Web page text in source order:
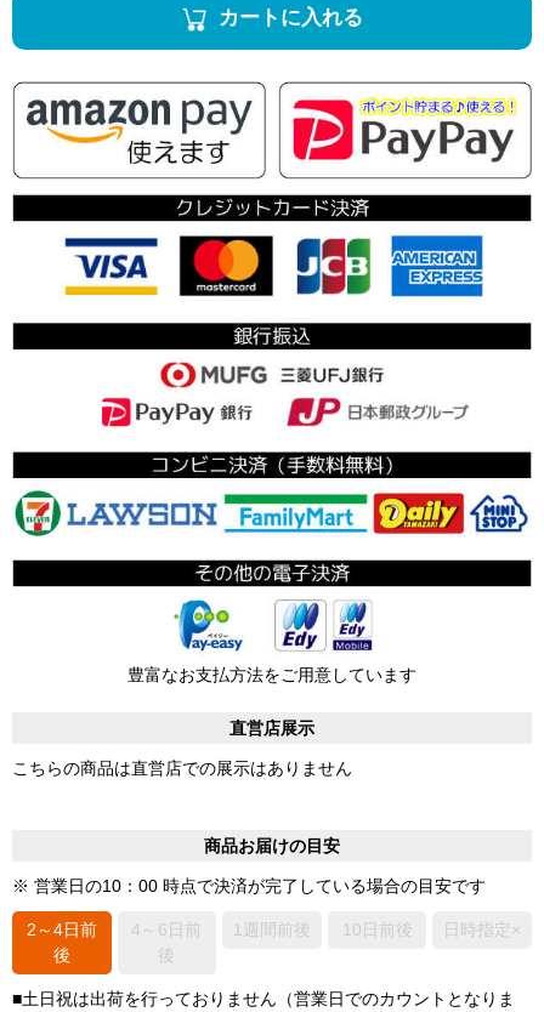
カートに入れる
豊富なお支払方法をご用意しています
直営店展示
こちらの商品は直営店での展示はありません
商品お届けの目安
※ 営業日の10：00 時点で決済が完了している場合の目安です
2～4日前
後
4～6日前
後
1週間前後 10日前後 日時指定×
■土日祝は出荷を行っておりません（営業日でのカウントとなりま